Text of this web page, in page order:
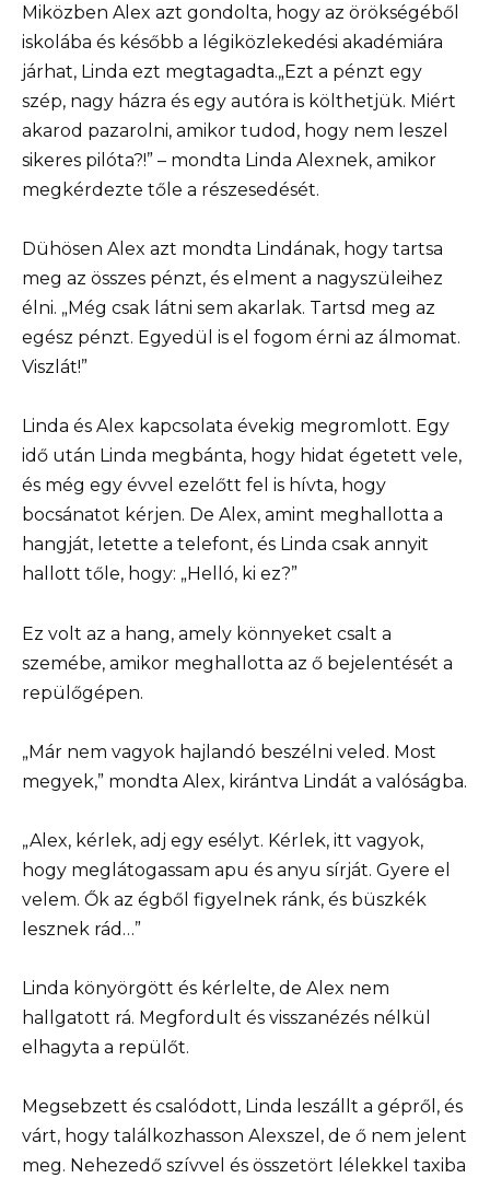
Miközben Alex azt gondolta, hogy az örökségéből
iskolába és később a légiközlekedési akadémiára
járhat, Linda ezt megtagadta.„Ezt a pénzt egy
szép, nagy házra és egy autóra is költhetjük. Miért
akarod pazarolni, amikor tudod, hogy nem leszel
sikeres pilóta?!” – mondta Linda Alexnek, amikor
megkérdezte tőle a részesedését.
Dühösen Alex azt mondta Lindának, hogy tartsa
meg az összes pénzt, és elment a nagyszüleihez
élni. „Még csak látni sem akarlak. Tartsd meg az
egész pénzt. Egyedül is el fogom érni az álmomat.
Viszlát!”
Linda és Alex kapcsolata évekig megromlott. Egy
idő után Linda megbánta, hogy hidat égetett vele,
és még egy évvel ezelőtt fel is hívta, hogy
bocsánatot kérjen. De Alex, amint meghallotta a
hangját, letette a telefont, és Linda csak annyit
hallott tőle, hogy: „Helló, ki ez?”
Ez volt az a hang, amely könnyeket csalt a
szemébe, amikor meghallotta az ő bejelentését a
repülőgépen.
„Már nem vagyok hajlandó beszélni veled. Most
megyek,” mondta Alex, kirántva Lindát a valóságba.
„Alex, kérlek, adj egy esélyt. Kérlek, itt vagyok,
hogy meglátogassam apu és anyu sírját. Gyere el
velem. Ők az égből figyelnek ránk, és büszkék
lesznek rád…”
Linda könyörgött és kérlelte, de Alex nem
hallgatott rá. Megfordult és visszanézés nélkül
elhagyta a repülőt.
Megsebzett és csalódott, Linda leszállt a gépről, és
várt, hogy találkozhasson Alexszel, de ő nem jelent
meg. Nehezedő szívvel és összetört lélekkel taxiba